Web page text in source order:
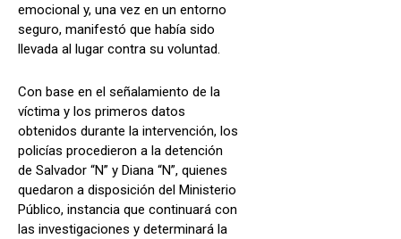
emocional y, una vez en un entorno
seguro, manifestó que había sido
llevada al lugar contra su voluntad.
Con base en el señalamiento de la
víctima y los primeros datos
obtenidos durante la intervención, los
policías procedieron a la detención
de Salvador “N” y Diana “N”, quienes
quedaron a disposición del Ministerio
Público, instancia que continuará con
las investigaciones y determinará la